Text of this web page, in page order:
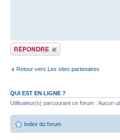
Publier une réponse
Retour vers Les sites partenaires
QUI EST EN LIGNE ?
Utilisateur(s) parcourant ce forum : Aucun
Index du forum